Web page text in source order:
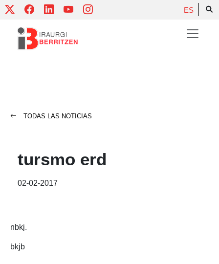
Skip
content
ES
TODAS LAS NOTICIAS
tursmo erd
02-02-2017
nbkj.
bkjb